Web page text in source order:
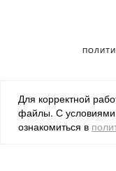
Для корректной
файлы. С
ознакомиться в